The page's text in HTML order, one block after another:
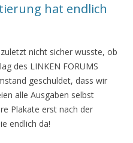
hat endlich
nicht sicher wusste, ob
des LINKEN FORUMS
geschuldet, dass wir
alle Ausgaben selbst
Plakate erst nach der
endlich da!